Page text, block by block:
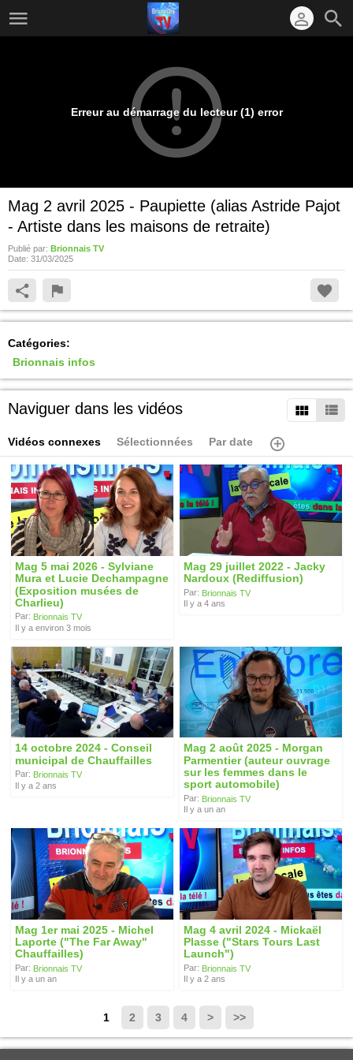
Erreur au démarrage du lecteur (1) error
Mag 2 avril 2025 - Paupiette (alias Astride Pajot
- Artiste dans les maisons de retraite)
Publié par: Brionnais TV
Date: 31/03/2025
Catégories:
Brionnais infos
Naviguer dans les vidéos
Vidéos connexes Sélectionnées Par date
Mag 5 mai 2026 - Sylviane
Mura et Lucie Dechampagne
(Exposition musées de
Charlieu)
Par: Brionnais TV
Il y a environ 3 mois
Mag 29 juillet 2022 - Jacky
Nardoux (Rediffusion)
Par: Brionnais TV
Il y a 4 ans
14 octobre 2024 - Conseil
municipal de Chauffailles
Par: Brionnais TV
Il y a 2 ans
Mag 2 août 2025 - Morgan
Parmentier (auteur ouvrage
sur les femmes dans le
sport automobile)
Par: Brionnais TV
Il y a un an
Mag 1er mai 2025 - Michel
Laporte ("The Far Away"
Chauffailles)
Par: Brionnais TV
Il y a un an
Mag 4 avril 2024 - Mickaël
Plasse ("Stars Tours Last
Launch")
Par: Brionnais TV
Il y a 2 ans
1 2 3 4 > >>